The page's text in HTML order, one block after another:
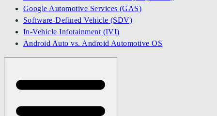
Google Automotive Services (GAS)
Software-Defined Vehicle (SDV)
In-Vehicle Infotainment (IVI)
Android Auto vs. Android Automotive OS